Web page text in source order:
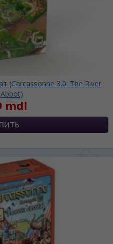
(Carcassonne 3.0: The River
mdl